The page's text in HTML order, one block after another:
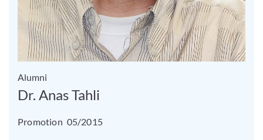
Alumni
Dr. Anas Tahli
Promotion 05/2015